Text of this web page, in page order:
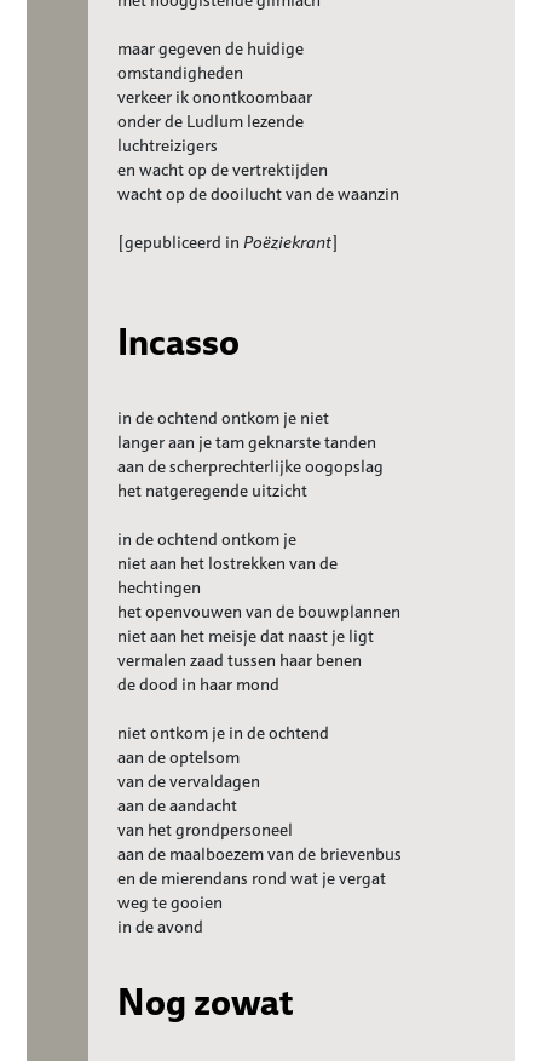
maar gegeven de huidige
omstandigheden
verkeer ik onontkoombaar
onder de Ludlum lezende
luchtreizigers
en wacht op de vertrektijden
wacht op de dooilucht van de waanzin
[gepubliceerd inPoëziekrant]
Incasso
in de ochtend ontkom je niet
langer aan je tam geknarste tanden
aan de scherprechterlijke oogopslag
het natgeregende uitzicht
in de ochtend ontkom je
niet aan het lostrekken van de
hechtingen
het openvouwen van de bouwplannen
niet aan het meisje dat naast je ligt
vermalen zaad tussen haar benen
de dood in haar mond
niet ontkom je in de ochtend
aan de optelsom
van de vervaldagen
aan de aandacht
van het grondpersoneel
aan de maalboezem van de brievenbus
en de mierendans rond wat je vergat
weg te gooien
in de avond
Nog zowat